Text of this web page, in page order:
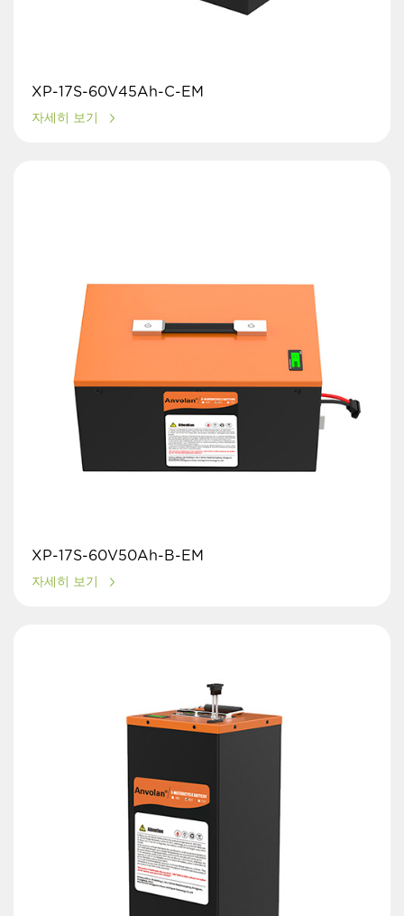
XP-17S-60V45Ah-C-EM
자세히 보기
XP-17S-60V50Ah-B-EM
자세히 보기